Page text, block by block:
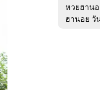
หวยฮาน
ฮานอย วั